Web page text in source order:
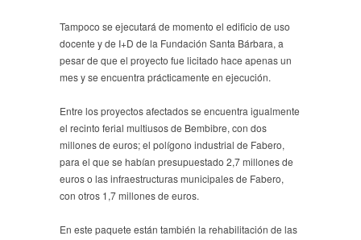
Tampoco se ejecutará de momento el edificio de uso
docente y de I+D de la Fundación Santa Bárbara, a
pesar de que el proyecto fue licitado hace apenas un
mes y se encuentra prácticamente en ejecución.
Entre los proyectos afectados se encuentra igualmente
el recinto ferial multiusos de Bembibre, con dos
millones de euros; el polígono industrial de Fabero,
para el que se habían presupuestado 2,7 millones de
euros o las infraestructuras municipales de Fabero,
con otros 1,7 millones de euros.
En este paquete están también la rehabilitación de las